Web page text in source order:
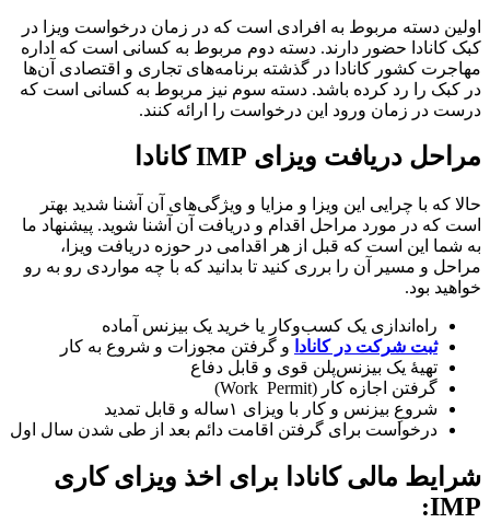
اولین دسته مربوط به افرادی است که در زمان درخواست ویزا در
کبک کانادا حضور دارند. دسته دوم مربوط به کسانی است که اداره
مهاجرت کشور کانادا در گذشته برنامه‌های تجاری و اقتصادی آن‌ها
در کبک را رد کرده باشد. دسته سوم نیز مربوط به کسانی است که
درست در زمان ورود این درخواست را ارائه کنند.
مراحل دریافت ویزای IMP کانادا
حالا که با چرایی این ویزا و مزایا و ویژگی‌های آن آشنا شدید بهتر
است که در مورد مراحل اقدام و دریافت آن آشنا شوید. پیشنهاد ما
به شما این است که قبل از هر اقدامی در حوزه دریافت ویزا،
مراحل و مسیر آن را برری کنید تا بدانید که با چه مواردی رو به رو
خواهید بود.
راه‌اندازی یک کسب‌وکار یا خرید یک بیزنس آماده
ثبت شرکت در کانادا و گرفتن مجوزات و شروع به کار
تهیۀ یک بیزنس‌پلن قوی و قابل دفاع
گرفتن اجازه کار (Work Permit)
شروعِ بیزنس و کار با ویزای ۱ساله و قابل‌ تمدید
درخواست برای گرفتن اقامت دائم بعد از طی شدن سال اول
شرایط مالی کانادا برای اخذ ویزای کاری
IMP: